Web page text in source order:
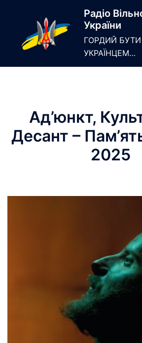
Радіо
України
ГОРДИЙ БУТИ
УКРАЇНЦЕМ…
Ад’юнкт,
Десант –
2025